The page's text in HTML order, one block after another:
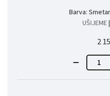
Barva:
UŠIJEME
2